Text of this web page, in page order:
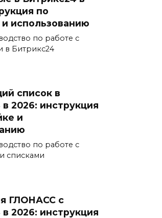
по
и использованию
по работе с
в Битрикс24
список в
2026: инструкция
и
по работе с
списками
ГЛОНАСС с
2026: инструкция